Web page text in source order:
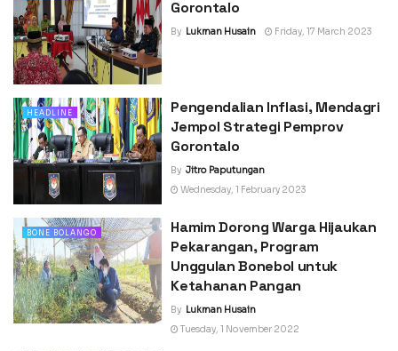
Gorontalo
By Lukman Husain Friday, 17 March 2023
HEADLINE
Pengendalian Inflasi, Mendagri
Jempol Strategi Pemprov
Gorontalo
By Jitro Paputungan
Wednesday, 1 February 2023
BONE BOLANGO
Hamim Dorong Warga Hijaukan
Pekarangan, Program
Unggulan Bonebol untuk
Ketahanan Pangan
By Lukman Husain
Tuesday, 1 November 2022